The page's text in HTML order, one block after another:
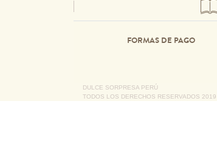
FORMAS DE PAGO
DULCE SORPRESA PERÚ
TODOS LOS DERECHOS RESERVADOS 2019